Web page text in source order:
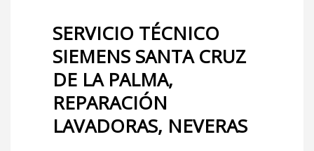
SERVICIO TÉCNICO
SIEMENS SANTA CRUZ
DE LA PALMA,
REPARACIÓN
LAVADORAS, NEVERAS